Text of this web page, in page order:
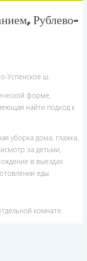
Рублево-
Успенское ш.
форме,
найти подход к
уборка дома, глажка,
за детьми,
в выездах
еды.
комнате.